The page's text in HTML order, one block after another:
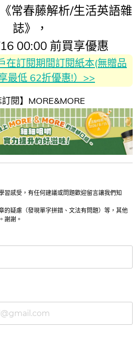
常春藤解析/生活英語雜
誌》，
00:00 前買享優惠
在訂閱期間訂閱紙本(無贈品
最低 62折優惠!）>>
訂閱】MORE&MORE
習感受，有任何建議或問題歡迎留言讓我們知
的疑慮（發現單字拼錯、文法有問題）等，其他
謝謝。